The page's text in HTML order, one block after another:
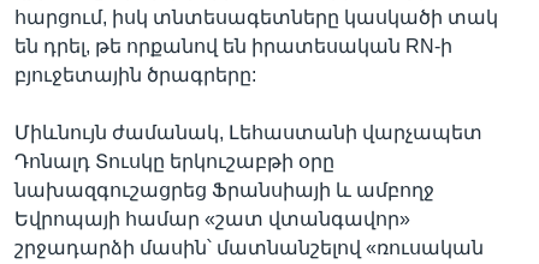
հարցում, իսկ տնտեսագետները կասկածի տակ
են դրել, թե որքանով են իրատեսական RN-ի
բյուջետային ծրագրերը:
Միևնույն ժամանակ, Լեհաստանի վարչապետ
Դոնալդ Տուսկը երկուշաբթի օրը
նախազգուշացրեց Ֆրանսիայի և ամբողջ
Եվրոպայի համար «շատ վտանգավոր»
շրջադարձի մասին՝ մատնանշելով «ռուսական